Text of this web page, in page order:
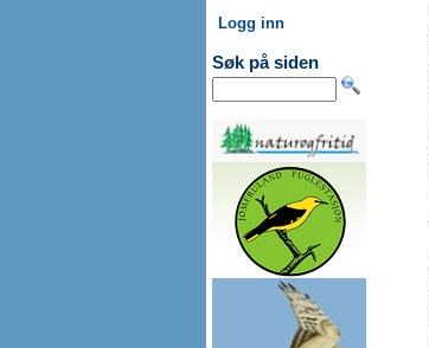
Logg inn
Søk på siden